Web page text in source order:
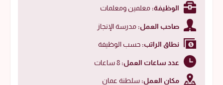
الوظيفة: معلمين ومعلمات
صاحب العمل: مدرسة الإنجاز
نطاق الراتب: حسب الوظيفة
عدد ساعات العمل:
مكان العمل: سلطنة عمان